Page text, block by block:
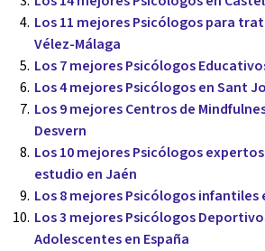
Los 11 mejores Psicólogos para
Vélez-Málaga
Los 7 mejores Psicólogos
Los 4 mejores Psicólogos en Sant
Los 9 mejores Centros de
Desvern
Los 10 mejores Psicólogos
estudio en Jaén
Los 8 mejores Psicólogos infantiles
Los 3 mejores Psicólogos
Adolescentes en España